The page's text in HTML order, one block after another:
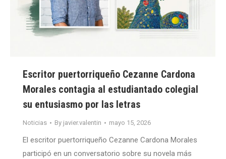
Escritor puertorriqueño Cezanne Cardona
Morales contagia al estudiantado colegial
su entusiasmo por las letras
Noticias By javier.valentin mayo 15, 2026
El escritor puertorriqueño Cezanne Cardona Morales
participó en un conversatorio sobre su novela más